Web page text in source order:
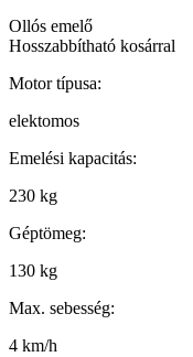
Ollós emelő
Hosszabbítható kosárral
Motor típusa:
elektomos
Emelési kapacitás:
230 kg
Géptömeg:
130 kg
Max. sebesség:
4 km/h